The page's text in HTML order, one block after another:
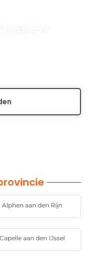
Alphen aan den Rijn
Capelle aan den IJssel